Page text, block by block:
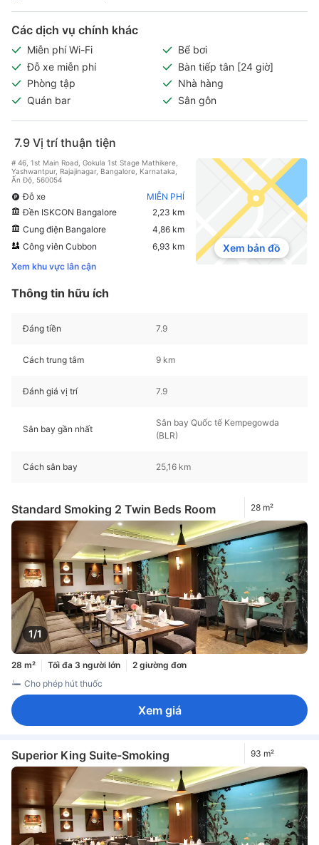
Các dịch vụ chính khác
Miễn phí Wi-Fi
Bể bơi
Đỗ xe miễn phí
Bàn tiếp tân [24 giờ]
Phòng tập
Nhà hàng
Quán bar
Sân gôn
7.9 Vị trí thuận tiện
# 46, 1st Main Road, Gokula 1st Stage Mathikere,
Yashwantpur, Rajajinagar, Bangalore, Karnataka,
Ấn Độ, 560054
Đỗ xe
MIỄN PHÍ
Đền ISKCON Bangalore
2,23 km
Cung điện Bangalore
4,86 km
Công viên Cubbon
6,93 km
Xem khu vực lân cận
Xem bản đồ
Thông tin hữu ích
Đáng tiền 7.9
Cách trung tâm 9 km
Đánh giá vị trí 7.9
Sân bay gần nhất
Sân bay Quốc tế Kempegowda
(BLR)
Cách sân bay 25,16 km
Standard Smoking 2 Twin Beds Room 28 m²
1/1
28 m² Tối đa 3 người lớn
2 giường đơn
Cho phép hút thuốc
Xem giá
Superior King Suite-Smoking 93 m²